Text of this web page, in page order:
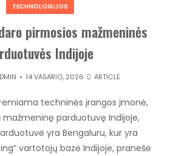
TECHNOLOGIJOS
pirmosios mažmeninės
Indijoje
14 VASARIO, 2026 ARTICLE
remiama techninės įrangos įmonė,
parduotuvę Indijoje,
yra Bengaluru, kur yra
vartotojų bazė Indijoje, pranešė